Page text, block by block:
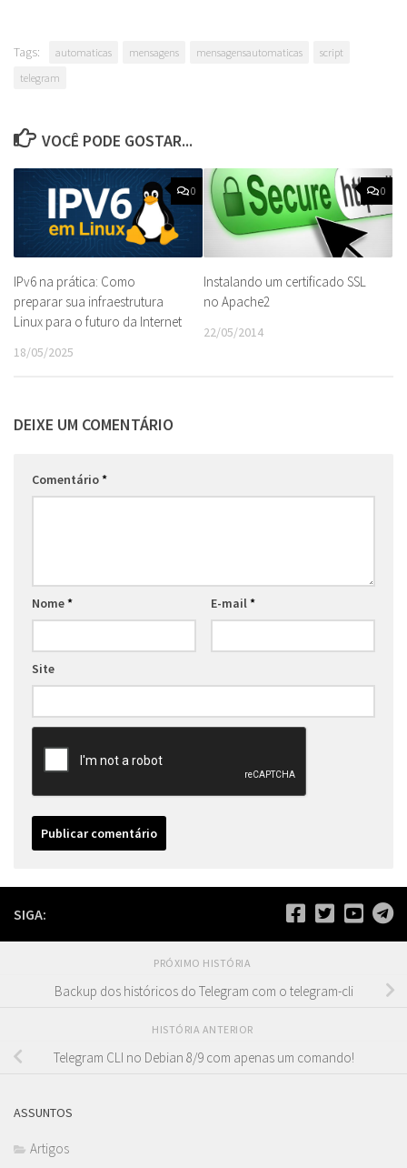
Tags: automaticas mensagens mensagensautomaticas
script
telegram
VOCÊ PODE GOSTAR...
0
IPv6 na prática: Como
preparar sua infraestrutura
Linux para o futuro da Internet
18/05/2025
0
Instalando um certificado SSL
no Apache2
22/05/2014
DEIXE UM COMENTÁRIO
Comentário*
Nome* E-mail*
Site
SIGA:
PRÓXIMO HISTÓRIA
Backup dos históricos do Telegram com o telegram-cli
HISTÓRIA ANTERIOR
Telegram CLI no Debian 8/9 com apenas um comando!
ASSUNTOS
Artigos